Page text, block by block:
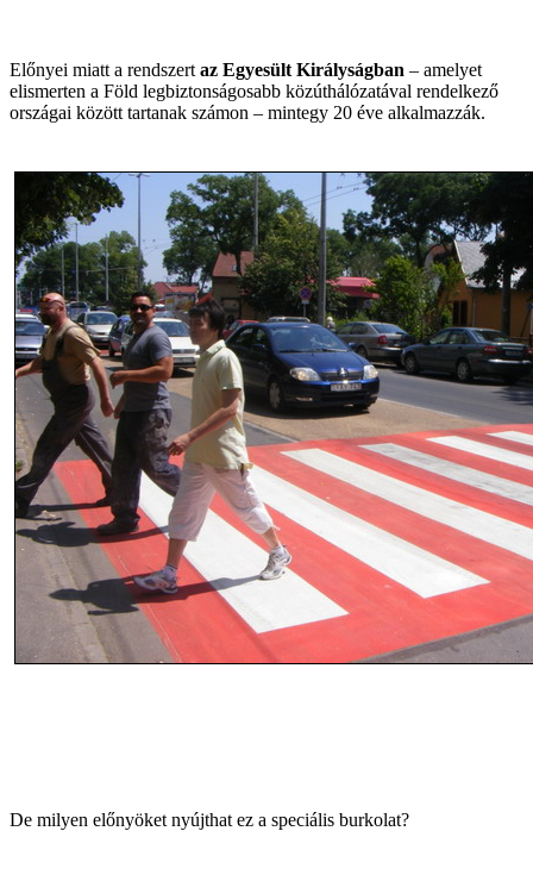
Előnyei miatt a rendszert az Egyesült Királyságban – amelyet
elismerten a Föld legbiztonságosabb közúthálózatával rendelkező
országai között tartanak számon – mintegy 20 éve alkalmazzák.
De milyen előnyöket nyújthat ez a speciális burkolat?